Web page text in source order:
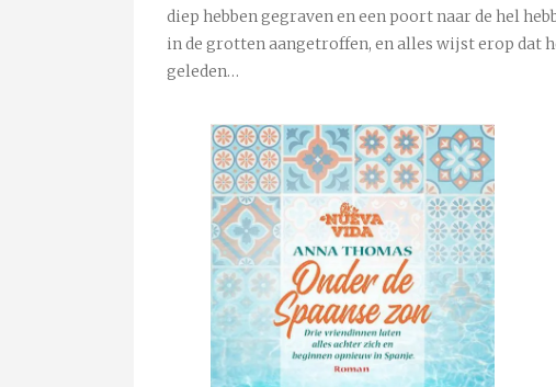
diep hebben gegraven en een poort naar de hel
in de grotten aangetroffen, en alles wijst erop dat
geleden…